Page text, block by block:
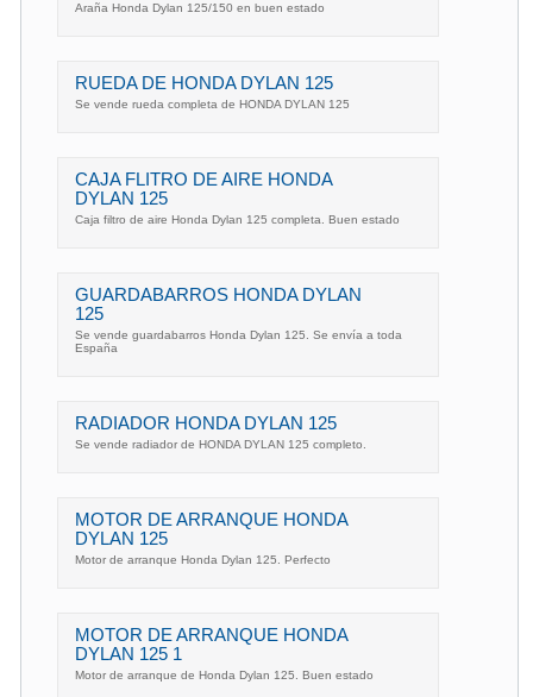
Araña Honda Dylan 125/150 en buen estado
RUEDA DE HONDA DYLAN 125
Se vende rueda completa de HONDA DYLAN 125
CAJA FLITRO DE AIRE HONDA
DYLAN 125
Caja filtro de aire Honda Dylan 125 completa. Buen estado
GUARDABARROS HONDA DYLAN
125
Se vende guardabarros Honda Dylan 125. Se envía a toda
España
RADIADOR HONDA DYLAN 125
Se vende radiador de HONDA DYLAN 125 completo.
MOTOR DE ARRANQUE HONDA
DYLAN 125
Motor de arranque Honda Dylan 125. Perfecto
MOTOR DE ARRANQUE HONDA
DYLAN 125 1
Motor de arranque de Honda Dylan 125. Buen estado